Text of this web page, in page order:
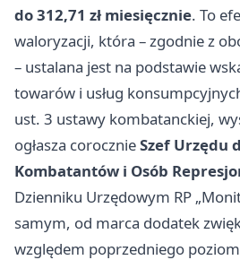
do 312,71 zł miesięcznie. To
waloryzacji, która – zgodnie z
– ustalana jest na podstawie
towarów i usług
ust. 3 ustawy kombatanckiej,
ogłasza corocznieSzef Urzędu
Kombatantów i Osób
Dzienniku Urzędowym RP
samym, od marca dodatek
względem poprzedniego